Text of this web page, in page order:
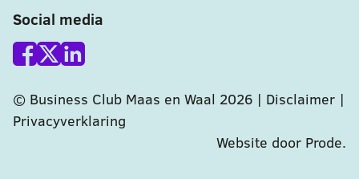
Social media
© Business Club Maas en Waal 2026 | Disclaimer |
Privacyverklaring
Website door Prode.